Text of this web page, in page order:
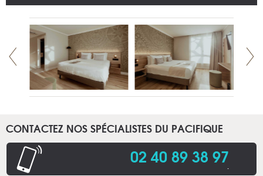
CONTACTEZ NOS SPÉCIALISTES DU PACIFIQUE
02 40 89 38 97.